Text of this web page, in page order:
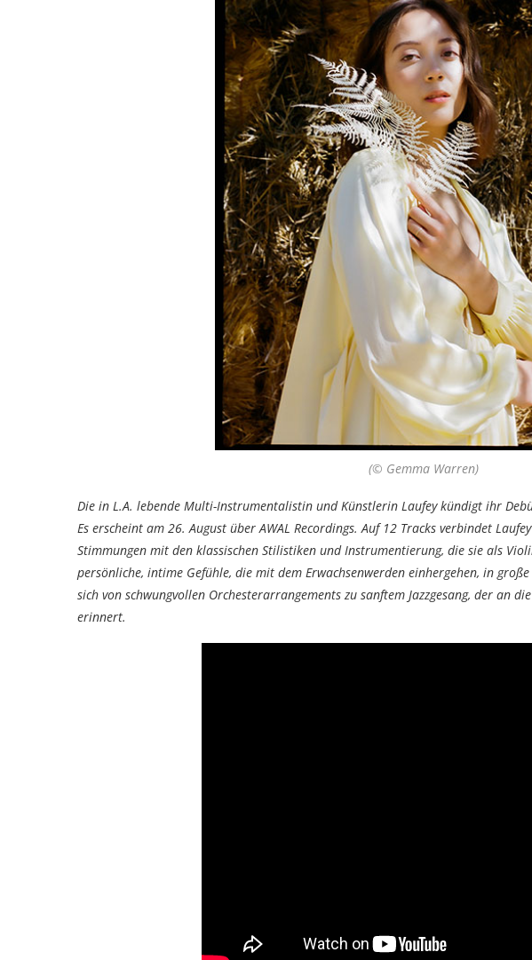
(© Gemma Warren)
Die in L.A. lebende Multi-Instrumentalistin und Künstlerin Laufey kündigt ihr
Es erscheint am 26. August über AWAL Recordings. Auf 12 Tracks verbindet
Stimmungen mit den klassischen Stilistiken und Instrumentierung, die sie als
persönliche, intime Gefühle, die mit dem Erwachsenwerden einhergehen, in
sich von schwungvollen Orchesterarrangements zu sanftem Jazzgesang, der an
erinnert.